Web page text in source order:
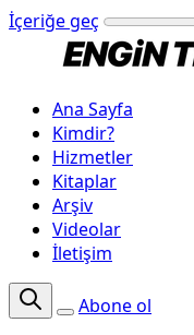
İçeriğe geç
Ana Sayfa
Kimdir?
Hizmetler
Kitaplar
Arşiv
Videolar
İletişim
Abone ol